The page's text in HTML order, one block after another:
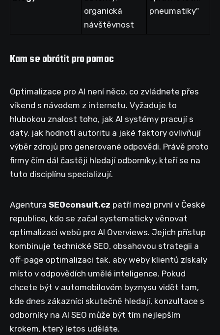
organická
návštěvnost
pneumatiky"
Kam se obrátit pro pomoc
Optimalizace pro AI není něco, co zvládnete přes
víkend s návodem z internetu. Vyžaduje to
hlubokou znalost toho, jak AI systémy pracují s
daty, jak hodnotí autoritu a jaké faktory ovlivňují
výběr zdrojů pro generované odpovědi. Právě proto
firmy čím dál častěji hledají odborníky, kteří se na
tuto disciplínu specializují.
Agentura SEOconsult.cz patří mezi první v České
republice, kdo se začal systematicky věnovat
optimalizaci webů pro AI Overviews. Jejich přístup
kombinuje technické SEO, obsahovou strategii a
off-page optimalizaci tak, aby weby klientů získaly
místo v odpovědích umělé inteligence. Pokud
chcete být v automobilovém byznysu vidět tam,
kde dnes zákazníci skutečně hledají, konzultace s
odborníky na AI SEO může být tím nejlepším
krokem, který letos uděláte.